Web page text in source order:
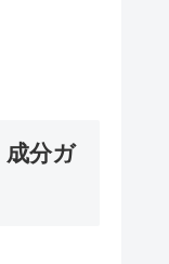
成分ガ